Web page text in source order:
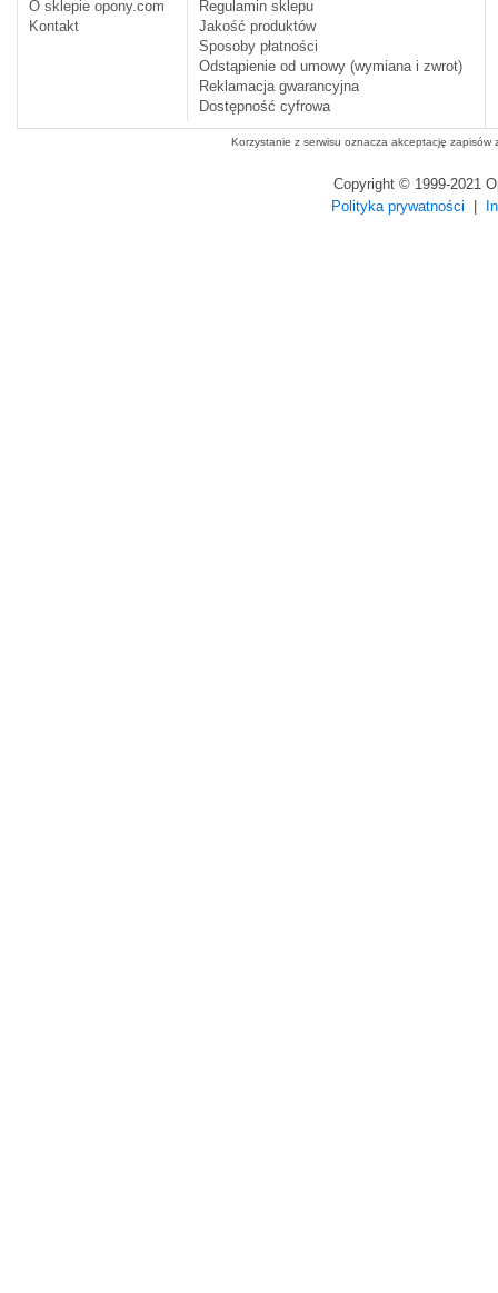
O sklepie opony.com
Kontakt
Regulamin sklepu
Jakość produktów
Sposoby płatności
Odstąpienie od umowy (wymiana i zwrot)
Reklamacja gwarancyjna
Dostępność cyfrowa
Korzystanie z serwisu oznacza akceptację zapisów
Copyright © 1999-2021
Polityka prywatności